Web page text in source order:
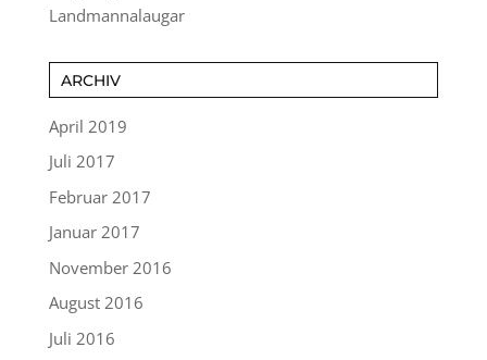
Landmannalaugar
ARCHIV
April 2019
Juli 2017
Februar 2017
Januar 2017
November 2016
August 2016
Juli 2016